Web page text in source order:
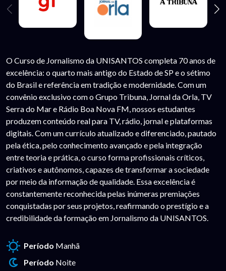
O Curso de Jornalismo da UNISANTOS completa 70 anos de
excelência: o quarto mais antigo do Estado de SP e o sétimo
do Brasil e referência em tradição e modernidade. Com um
convênio exclusivo com o Grupo Tribuna, Jornal da Orla, TV
Serra do Mar e Rádio Boa Nova FM, nossos estudantes
produzem conteúdo real para TV, rádio, jornal e plataformas
digitais. Com um currículo atualizado e diferenciado, pautado
pela ética, pelo conhecimento avançado e pela integração
entre teoria e prática, o curso forma profissionais críticos,
criativos e autônomos, capazes de transformar a sociedade
por meio da informação de qualidade. Essa excelência é
constantemente reconhecida pelas inúmeras premiações
conquistadas por seus projetos, reafirmando o prestígio e a
credibilidade da formação em Jornalismo da UNISANTOS.
Período Manhã
Período Noite